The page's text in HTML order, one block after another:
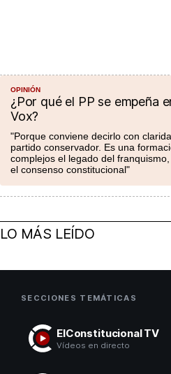
OPINIÓN
¿Por qué el PP se empeña
Vox?
"Porque conviene decirlo con
partido conservador. Es una
complejos el legado del
el consenso constitucional"
LO MÁS LEÍDO
SECCIONES TEMÁTICAS
ElConstitucional TV
Vídeos en directo